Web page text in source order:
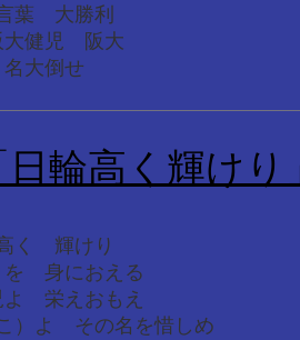
葉 大勝利
大健児 阪大
大倒せ
輪高く輝けり
く 輝けり
を 身におえる
よ 栄えおもえ
）よ その名を惜しめ